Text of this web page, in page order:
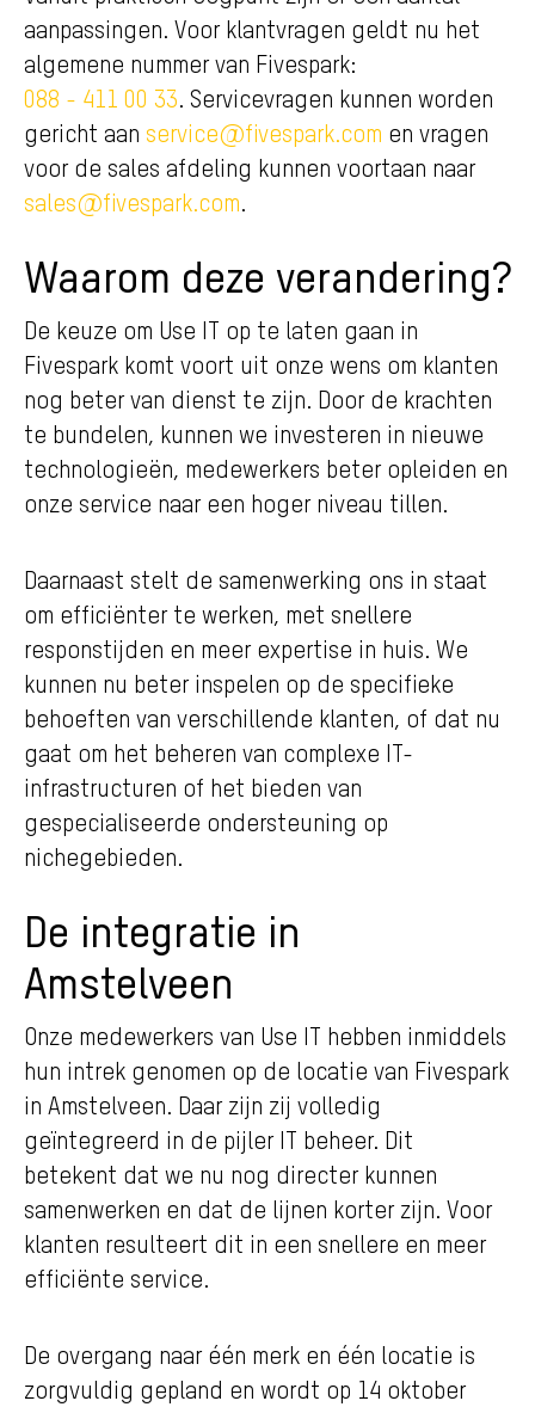
aanpassingen. Voor klantvragen geldt nu het
algemene nummer van Fivespark:
088 - 411 00 33. Servicevragen kunnen worden
gericht aan service@fivespark.com en vragen
voor de sales afdeling kunnen voortaan naar
sales@fivespark.com.
Waarom deze verandering?
De keuze om Use IT op te laten gaan in
Fivespark komt voort uit onze wens om klanten
nog beter van dienst te zijn. Door de krachten
te bundelen, kunnen we investeren in nieuwe
technologieën, medewerkers beter opleiden en
onze service naar een hoger niveau tillen.
Daarnaast stelt de samenwerking ons in staat
om efficiënter te werken, met snellere
responstijden en meer expertise in huis. We
kunnen nu beter inspelen op de specifieke
behoeften van verschillende klanten, of dat nu
gaat om het beheren van complexe IT-
infrastructuren of het bieden van
gespecialiseerde ondersteuning op
nichegebieden.
De integratie in
Amstelveen
Onze medewerkers van Use IT hebben inmiddels
hun intrek genomen op de locatie van Fivespark
in Amstelveen. Daar zijn zij volledig
geïntegreerd in de pijler IT beheer. Dit
betekent dat we nu nog directer kunnen
samenwerken en dat de lijnen korter zijn. Voor
klanten resulteert dit in een snellere en meer
efficiënte service.
De overgang naar één merk en één locatie is
zorgvuldig gepland en wordt op 14 oktober